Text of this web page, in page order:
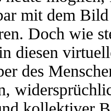
mit dem Bild
Doch wie
diesen
des